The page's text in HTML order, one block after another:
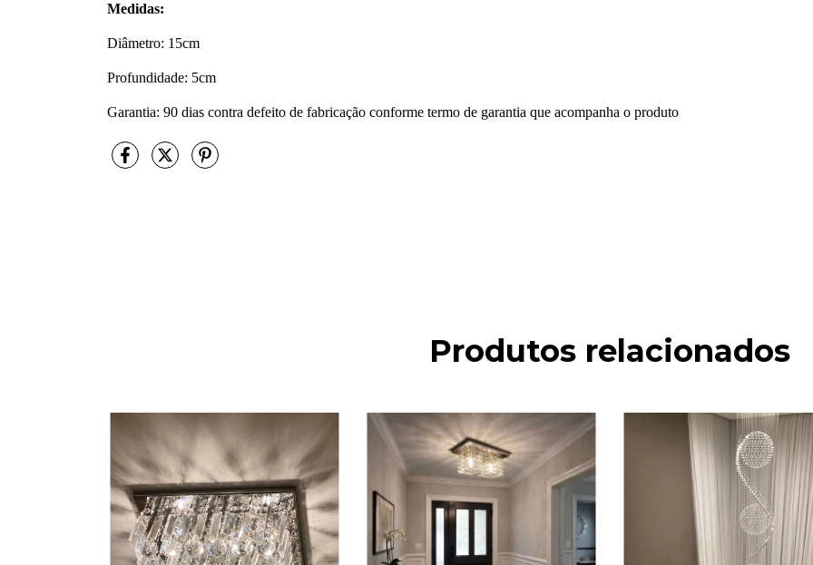
Medidas:
Diâmetro: 15cm
Profundidade: 5cm
Garantia: 90 dias contra defeito de fabricação conforme termo de garantia que acompanha o produto
Produtos relacionados